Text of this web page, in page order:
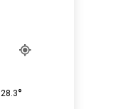
28.3°